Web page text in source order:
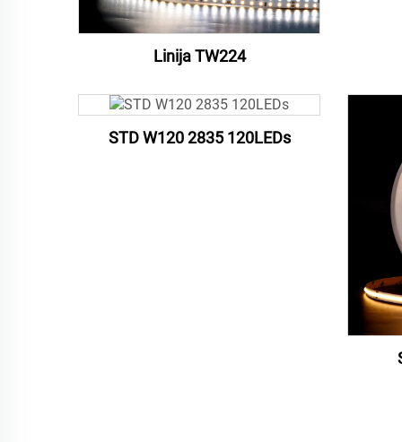
Linija TW224
STD W120 2835 120LEDs